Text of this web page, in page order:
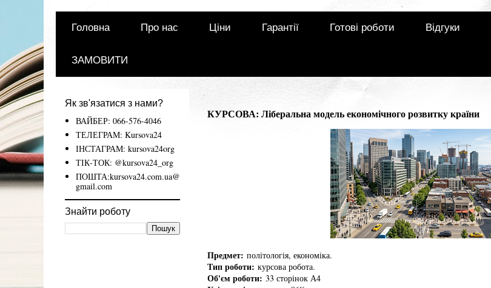
Головна Про нас Ціни Гарантії Готові роботи Відгуки
ЗАМОВИТИ
КУРСОВА: Ліберальна модель економічного розвитку країни
Предмет: політологія, економіка.
Тип роботи: курсова робота.
Об'єм роботи: 33 сторінок А4
Як зв'язатися з нами?
ВАЙБЕР: 066-576-4046
ТЕЛЕГРАМ: Kursova24
ІНСТАГРАМ: kursova24org
ТІК-ТОК: @kursova24_org
ПОШТА:kursova24.com.ua@
gmail.com
Знайти роботу